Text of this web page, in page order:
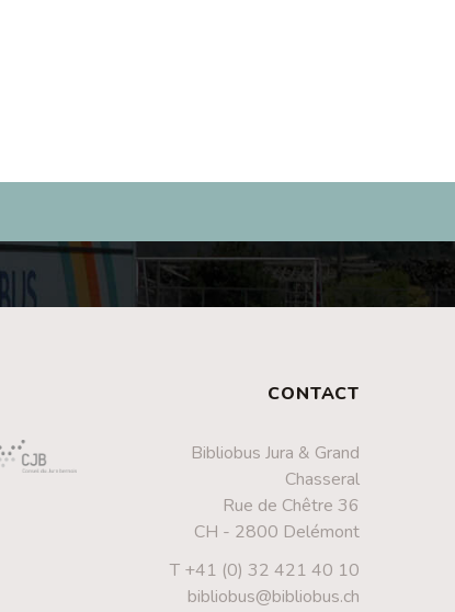
CONTACT
Bibliobus Jura & Grand
Chasseral
Rue de Chêtre 36
CH - 2800 Delémont
T +41 (0) 32 421 40 10
bibliobus@bibliobus.ch